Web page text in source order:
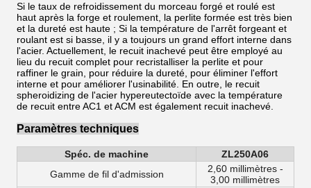
Si le taux de refroidissement du morceau forgé et roulé est
haut après la forge et roulement, la perlite formée est très bien
et la dureté est haute ; Si la température de l'arrêt forgeant et
roulant est si basse, il y a toujours un grand effort interne dans
l'acier. Actuellement, le recuit inachevé peut être employé au
lieu du recuit complet pour recristalliser la perlite et pour
raffiner le grain, pour réduire la dureté, pour éliminer l'effort
interne et pour améliorer l'usinabilité. En outre, le recuit
spheroidizing de l'acier hypereutectoïde avec la température
de recuit entre AC1 et ACM est également recuit inachevé.
Paramètres techniques
Spéc. de machine
ZL250A06
Gamme de fil d'admission
2,60 millimètres -
3,00 millimètres